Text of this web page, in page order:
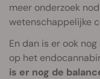
meer onderzoek
wetenschappelijke
En dan is er ook
op het
is er nog de